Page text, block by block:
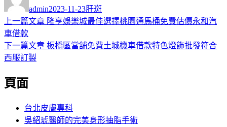
者
admin佈
日
2023-11-23類
肝斑
文
章
導
覽
上一篇文章 上
篇
隆亨娛樂城最佳選擇桃園通馬桶免費估價永和汽
車借款
下一篇文章 下
板橋區當舖免費土城機車借款特色燈飾批發符合
西服訂製
頁面
台北皮膚專科
吳紹琥醫師的完美身形抽脂手術